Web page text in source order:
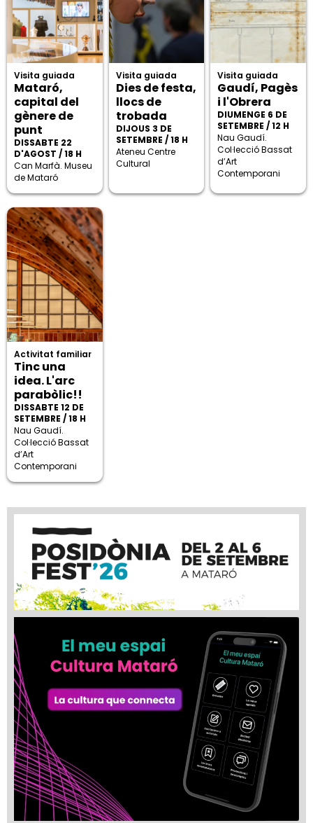
Visita guiada
Mataró,
capital del
gènere de
punt
DISSABTE 22
D'AGOST / 18 H
Can Marfà. Museu
de Mataró
Visita guiada
Dies de festa,
llocs de
trobada
DIJOUS 3 DE
SETEMBRE / 18 H
Ateneu Centre
Cultural
Visita guiada
Gaudí, Pagès
i l'Obrera
DIUMENGE 6 DE
SETEMBRE / 12 H
Nau Gaudí.
Col·lecció Bassat
d’Art
Contemporani
Activitat familiar
Tinc una
idea. L'arc
parabòlic!!
DISSABTE 12 DE
SETEMBRE / 18 H
Nau Gaudí.
Col·lecció Bassat
d’Art
Contemporani